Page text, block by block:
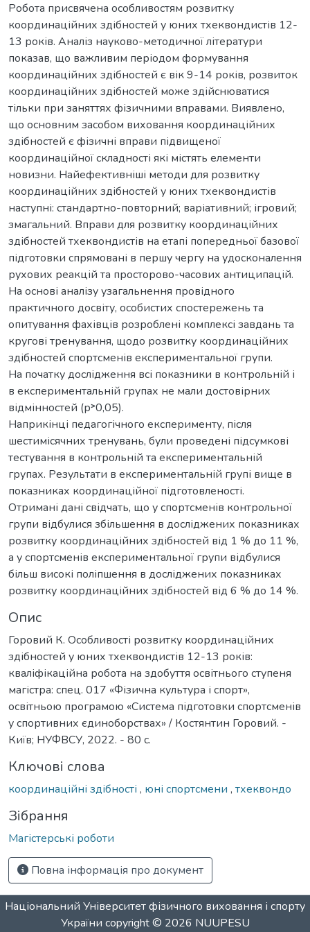
Робота присвячена особливостям розвитку
координаційних здібностей у юних тхеквондистів 12-
13 років. Аналіз науково-методичної літератури
показав, що важливим періодом формування
координаційних здібностей є вік 9-14 років, розвиток
координаційних здібностей може здійснюватися
тільки при заняттях фізичними вправами. Виявлено,
що основним засобом виховання координаційних
здібностей є фізичні вправи підвищеної
координаційної складності які містять елементи
новизни. Найефективніші методи для розвитку
координаційних здібностей у юних тхеквондистів
наступні: стандартно-повторний; варіативний; ігровий;
змагальний. Вправи для розвитку координаційних
здібностей тхеквондистів на етапі попередньої базової
підготовки спрямовані в першу чергу на удосконалення
рухових реакцій та просторово-часових антиципацій.
На основі аналізу узагальнення провідного
практичного досвіту, особистих спостережень та
опитування фахівців розроблені комплексі завдань та
кругові тренування, щодо розвитку координаційних
здібностей спортсменів експериментальної групи.
На початку дослідження всі показники в контрольній і
в експериментальній групах не мали достовірних
відмінностей (р˃0,05).
Наприкінці педагогічного експерименту, після
шестимісячних тренувань, були проведені підсумкові
тестування в контрольній та експериментальній
групах. Результати в експериментальній групі вище в
показниках координаційної підготовленості.
Отримані дані свідчать, що у спортсменів контрольної
групи відбулися збільшення в досліджених показниках
розвитку координаційних здібностей від 1 % до 11 %,
а у спортсменів експериментальної групи відбулися
більш високі поліпшення в досліджених показниках
розвитку координаційних здібностей від 6 % до 14 %.
Опис
Горовий К. Особливості розвитку координаційних
здібностей у юних тхеквондистів 12-13 років:
кваліфікаційна робота на здобуття освітнього ступеня
магістра: спец. 017 «Фізична культура і спорт»,
освітньою програмою «Система підготовки спортсменів
у спортивних єдиноборствах» / Костянтин Горовий. -
Київ; НУФВСУ, 2022. - 80 с.
Ключові слова
координаційні здібності , юні спортсмени , тхеквондо
Зібрання
Магістерські роботи
Повна інформація про документ
Національний Університет фізичного виховання і спорту
України copyright © 2026 NUUPESU